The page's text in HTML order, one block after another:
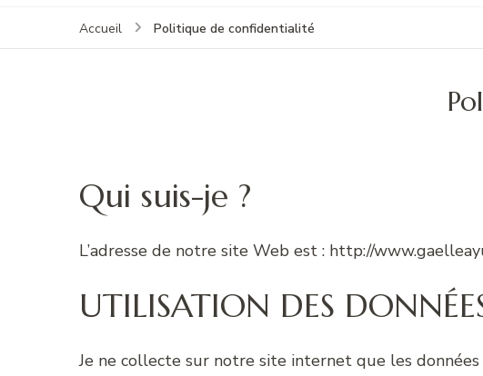
Accueil Politique de confidentialité
Qui suis-je ?
L’adresse de notre site Web est : http://
UTILISATION DES
Je ne collecte sur notre site internet que les